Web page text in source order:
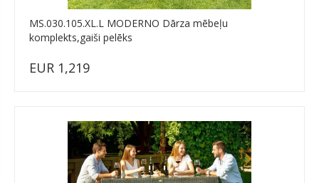
MS.030.105.XL.L MODERNO Dārza mēbeļu
komplekts,gaiši pelēks
EUR 1,219